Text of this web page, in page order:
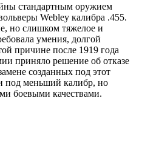
стандартным оружием
Webley калибра .455.
но слишком тяжелое и
умения, долгой
причине после 1919 года
приняло решение об отказе
созданных под этот
под меньший калибр, но
боевыми качествами.